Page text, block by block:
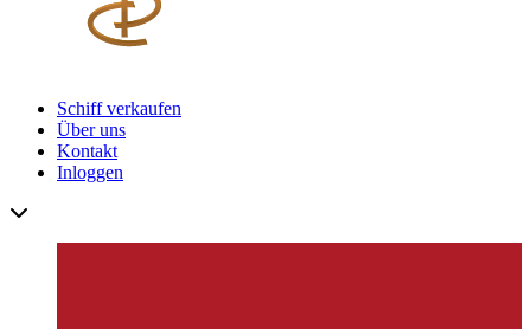
Schiff verkaufen
Über uns
Kontakt
Inloggen